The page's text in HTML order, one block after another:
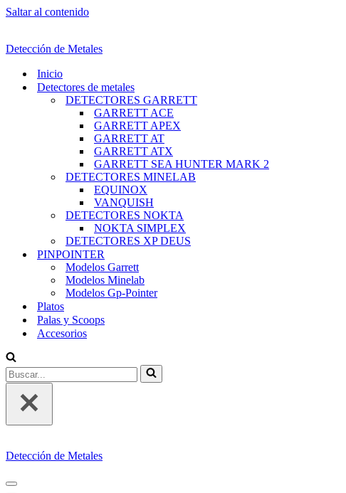
Saltar al contenido
Detección de Metales
Inicio
Detectores de metales
DETECTORES GARRETT
GARRETT ACE
GARRETT APEX
GARRETT AT
GARRETT ATX
GARRETT SEA HUNTER MARK 2
DETECTORES MINELAB
EQUINOX
VANQUISH
DETECTORES NOKTA
NOKTA SIMPLEX
DETECTORES XP DEUS
PINPOINTER
Modelos Garrett
Modelos Minelab
Modelos Gp-Pointer
Platos
Palas y Scoops
Accesorios
Buscar...
Detección de Metales
MENÚ